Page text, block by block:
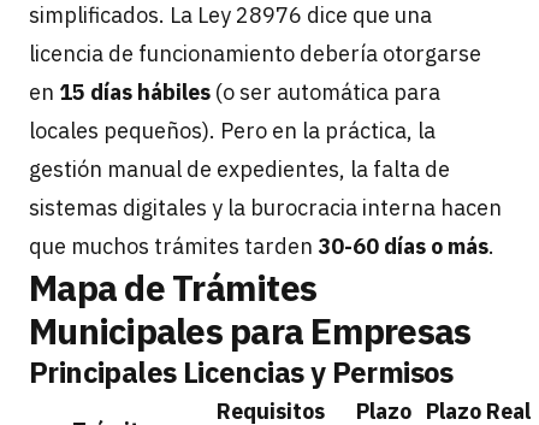
simplificados. La Ley 28976 dice que una
licencia de funcionamiento debería otorgarse
en 15 días hábiles (o ser automática para
locales pequeños). Pero en la práctica, la
gestión manual de expedientes, la falta de
sistemas digitales y la burocracia interna hacen
que muchos trámites tarden 30-60 días o más.
Mapa de Trámites
Municipales para Empresas
Principales Licencias y Permisos
Requisitos
Plazo Plazo Real